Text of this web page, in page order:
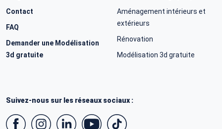
Contact
FAQ
Demander une Modélisation
3d gratuite
Aménagement intérieurs et
extérieurs
Rénovation
Modélisation 3d gratuite
Suivez-nous sur les réseaux sociaux :